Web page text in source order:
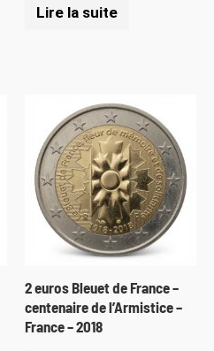
Lire la suite
2 euros Bleuet de France –
centenaire de l’Armistice –
France – 2018